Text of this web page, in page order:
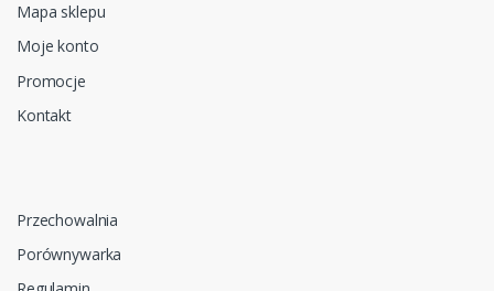
Mapa sklepu
Moje konto
Promocje
Kontakt
Przechowalnia
Porównywarka